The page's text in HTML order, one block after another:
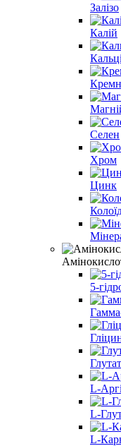
Залізо
Калій
Селен
Хром
Цинк
5-
L-
L-
L-